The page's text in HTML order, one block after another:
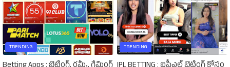
TRENDING TRENDING